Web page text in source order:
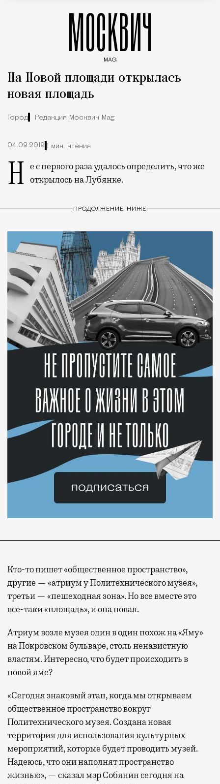
МОСКВИЧ
MAG
На Новой площади открылась
новая площадь
Город Редакция Москвич Mag
04.09.2019 1 мин. чтения
Не с первого раза удалось определить, что же открылось на Лубянке.
ПРОДОЛЖЕНИЕ НИЖЕ
Кто-то пишет «общественное пространство»,
другие — «атриум у Политехнического музея»,
третьи — «пешеходная зона». Но все вместе это
все-таки «площадь», и она новая.
Атриум возле музея один в один похож на «Яму»
на Покровском бульваре, столь ненавистную
властям. Интересно, что будет происходить в
новой яме?
«Сегодня знаковый этап, когда мы открываем
общественное пространство вокруг
Политехнического музея. Создана новая
территория для использования культурных
мероприятий, которые будет проводить музей.
Надеюсь, что они наполнят пространство
жизнью», — сказал мэр Собянин сегодня на